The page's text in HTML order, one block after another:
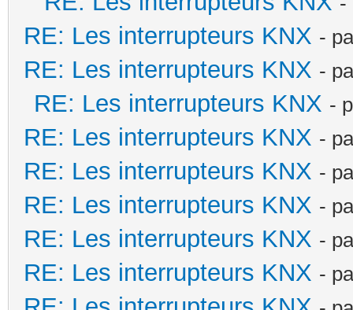
RE: Les interrupteurs KNX -
RE: Les interrupteurs KNX -
RE: Les interrupteurs KNX -
RE: Les interrupteurs KNX -
RE: Les interrupteurs KNX -
RE: Les interrupteurs KNX -
RE: Les interrupteurs KNX -
RE: Les interrupteurs KNX -